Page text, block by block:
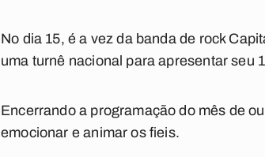
No dia 15, é a vez da banda de rock
uma turnê nacional para apresentar seu
Encerrando a programação do mês de
emocionar e animar os fieis.